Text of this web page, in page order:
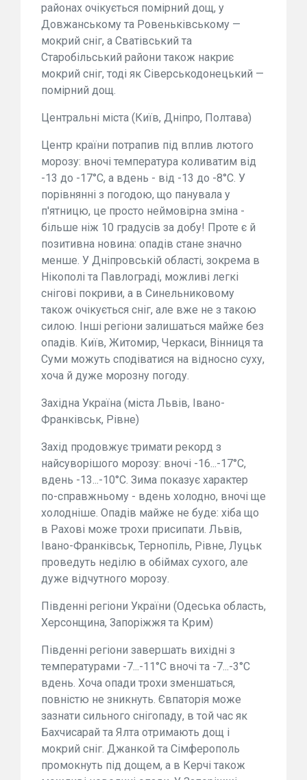
районах очікується помірний дощ, у
Довжанському та Ровеньківському —
мокрий сніг, а Сватівський та
Старобільський райони також накриє
мокрий сніг, тоді як Сіверськодонецький —
помірний дощ.
Центральні міста (Київ, Дніпро, Полтава)
Центр країни потрапив під вплив лютого
морозу: вночі температура коливатим від
-13 до -17°C, а вдень - від -13 до -8°C. У
порівнянні з погодою, що панувала у
п'ятницю, це просто неймовірна зміна -
більше ніж 10 градусів за добу! Проте є й
позитивна новина: опадів стане значно
менше. У Дніпровській області, зокрема в
Нікополі та Павлограді, можливі легкі
снігові покриви, а в Синельниковому
також очікується сніг, але вже не з такою
силою. Інші регіони залишаться майже без
опадів. Київ, Житомир, Черкаси, Вінниця та
Суми можуть сподіватися на відносно суху,
хоча й дуже морозну погоду.
Західна Україна (міста Львів, Івано-
Франківськ, Рівне)
Захід продовжує тримати рекорд з
найсуворішого морозу: вночі -16...-17°C,
вдень -13...-10°C. Зима показує характер
по-справжньому - вдень холодно, вночі ще
холодніше. Опадів майже не буде: хіба що
в Рахові може трохи присипати. Львів,
Івано-Франківськ, Тернопіль, Рівне, Луцьк
проведуть неділю в обіймах сухого, але
дуже відчутного морозу.
Південні регіони України (Одеська область,
Херсонщина, Запоріжжя та Крим)
Південні регіони завершать вихідні з
температурами -7...-11°C вночі та -7...-3°C
вдень. Хоча опади трохи зменшаться,
повністю не зникнуть. Євпаторія може
зазнати сильного снігопаду, в той час як
Бахчисарай та Ялта отримають дощ і
мокрий сніг. Джанкой та Сімферополь
промокнуть під дощем, а в Керчі також